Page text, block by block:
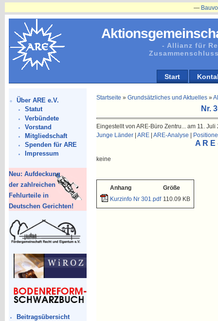
- Allianz für
Start
Über ARE e.V.
Statut
Verbündete
Vorstand
Mitgliedschaft
Spenden für ARE
Impressum
Neu: Aufdeckung
der zahlreichen
Fehlurteile in
Deutschen Gerichten!
Beitragsübersicht
Startseite » Grundsätzliches und Aktuelles»
Nr.
Eingestellt von ARE-Büro Zentru... am 11. Juli
Junge Länder| ARE| ARE-Analyse
A R
keine
Anhang
Größe
Kurzinfo Nr 301.pdf 110.09 KB